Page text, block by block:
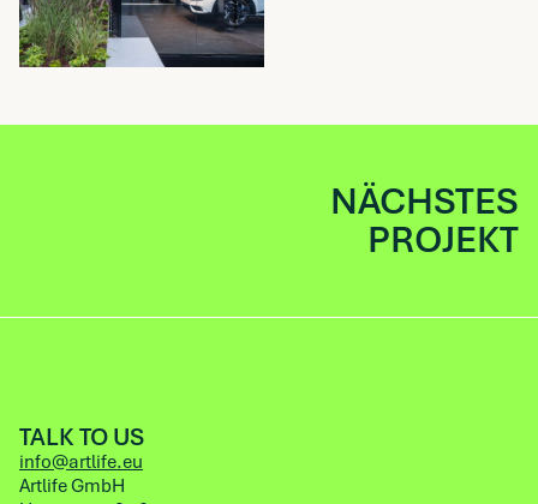
NÄCHSTES
PROJEKT
TALK TO US
info@artlife.eu
Artlife GmbH